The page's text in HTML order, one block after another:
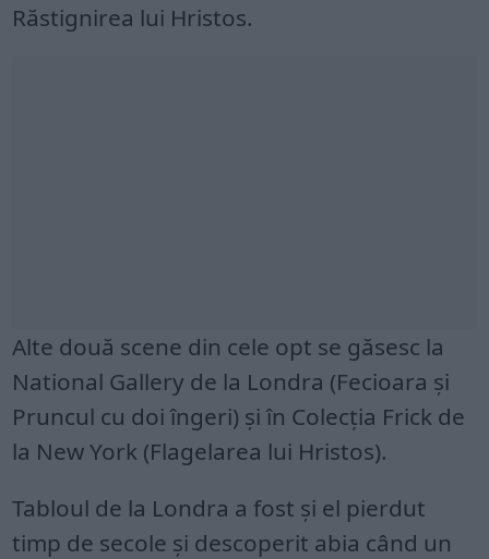
Răstignirea lui Hristos.
Alte două scene din cele opt se găsesc la
National Gallery de la Londra (Fecioara și
Pruncul cu doi îngeri) și în Colecția Frick de
la New York (Flagelarea lui Hristos).
Tabloul de la Londra a fost și el pierdut
timp de secole și descoperit abia când un